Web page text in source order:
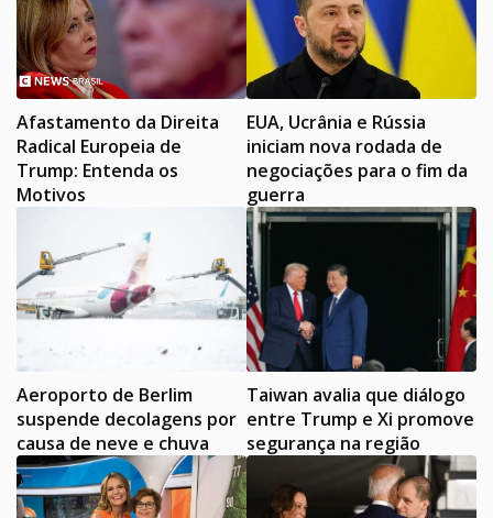
Afastamento da Direita
Radical Europeia de
Trump: Entenda os
Motivos
EUA, Ucrânia e Rússia
iniciam nova rodada de
negociações para o fim da
guerra
Aeroporto de Berlim
suspende decolagens por
causa de neve e chuva
Taiwan avalia que diálogo
entre Trump e Xi promove
segurança na região